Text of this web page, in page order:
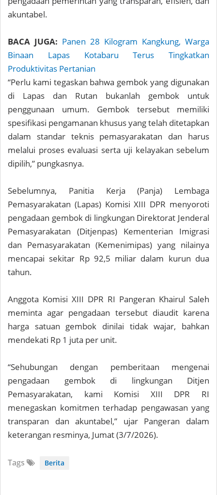
akuntabel.
BACA JUGA: Panen 28 Kilogram Kangkung, Warga
Binaan Lapas Kotabaru Terus Tingkatkan
Produktivitas Pertanian
“Perlu kami tegaskan bahwa gembok yang digunakan
di Lapas dan Rutan bukanlah gembok untuk
penggunaan umum. Gembok tersebut memiliki
spesifikasi pengamanan khusus yang telah ditetapkan
dalam standar teknis pemasyarakatan dan harus
melalui proses evaluasi serta uji kelayakan sebelum
dipilih,” pungkasnya.
Sebelumnya, Panitia Kerja (Panja) Lembaga
Pemasyarakatan (Lapas) Komisi XIII DPR menyoroti
pengadaan gembok di lingkungan Direktorat Jenderal
Pemasyarakatan (Ditjenpas) Kementerian Imigrasi
dan Pemasyarakatan (Kemenimipas) yang nilainya
mencapai sekitar Rp 92,5 miliar dalam kurun dua
tahun.
Anggota Komisi XIII DPR RI Pangeran Khairul Saleh
meminta agar pengadaan tersebut diaudit karena
harga satuan gembok dinilai tidak wajar, bahkan
mendekati Rp 1 juta per unit.
“Sehubungan dengan pemberitaan mengenai
pengadaan gembok di lingkungan Ditjen
Pemasyarakatan, kami Komisi XIII DPR RI
menegaskan komitmen terhadap pengawasan yang
transparan dan akuntabel,” ujar Pangeran dalam
keterangan resminya, Jumat (3/7/2026).
Tags Berita